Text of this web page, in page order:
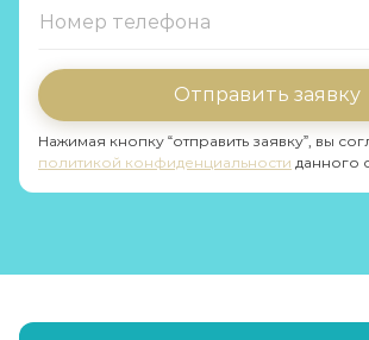
Отправить заявку
Нажимая кнопку “отправить заявку”, вы
политикой конфиденциальности данного